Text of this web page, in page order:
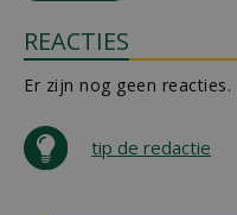
REACTIES
Er zijn nog geen reacties.
tip de redactie